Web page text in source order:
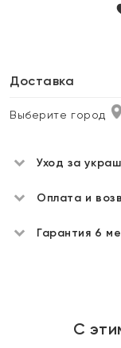
Доставка
Выберите город
Уход за
Оплата и
Гарантия 6
С